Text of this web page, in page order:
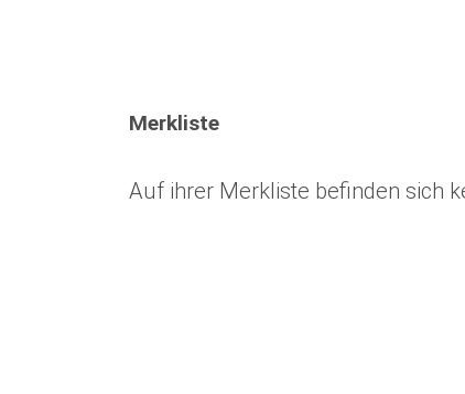
Merkliste
Auf ihrer Merkliste befinden sich